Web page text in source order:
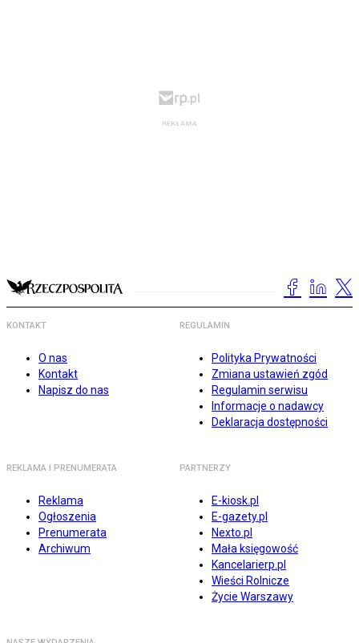
KONTAKT
O nas
Kontakt
Napisz do nas
REGULAMIN
Polityka Prywatności
Zmiana ustawień zgód
Regulamin serwisu
Informacje o nadawcy
Deklaracja dostępności
REKLAMA I PRENUMERATA
Reklama
Ogłoszenia
Prenumerata
Archiwum
PARTNERZY
E-kiosk.pl
E-gazety.pl
Nexto.pl
Mała księgowość
Kancelarierp.pl
Wieści Rolnicze
Życie Warszawy